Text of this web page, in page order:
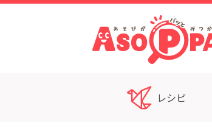
レシピ